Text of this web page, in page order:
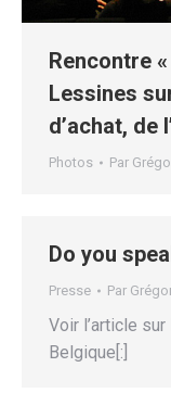
Rencontre
Lessines
d’achat, de
Photos Par
Do you
Presse Par
Voir l’article
Belgique[:]